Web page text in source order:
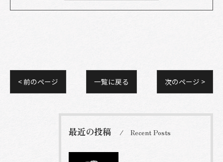
< 前のページ 一覧に戻る 次のページ >
最近の投稿 Recent Posts